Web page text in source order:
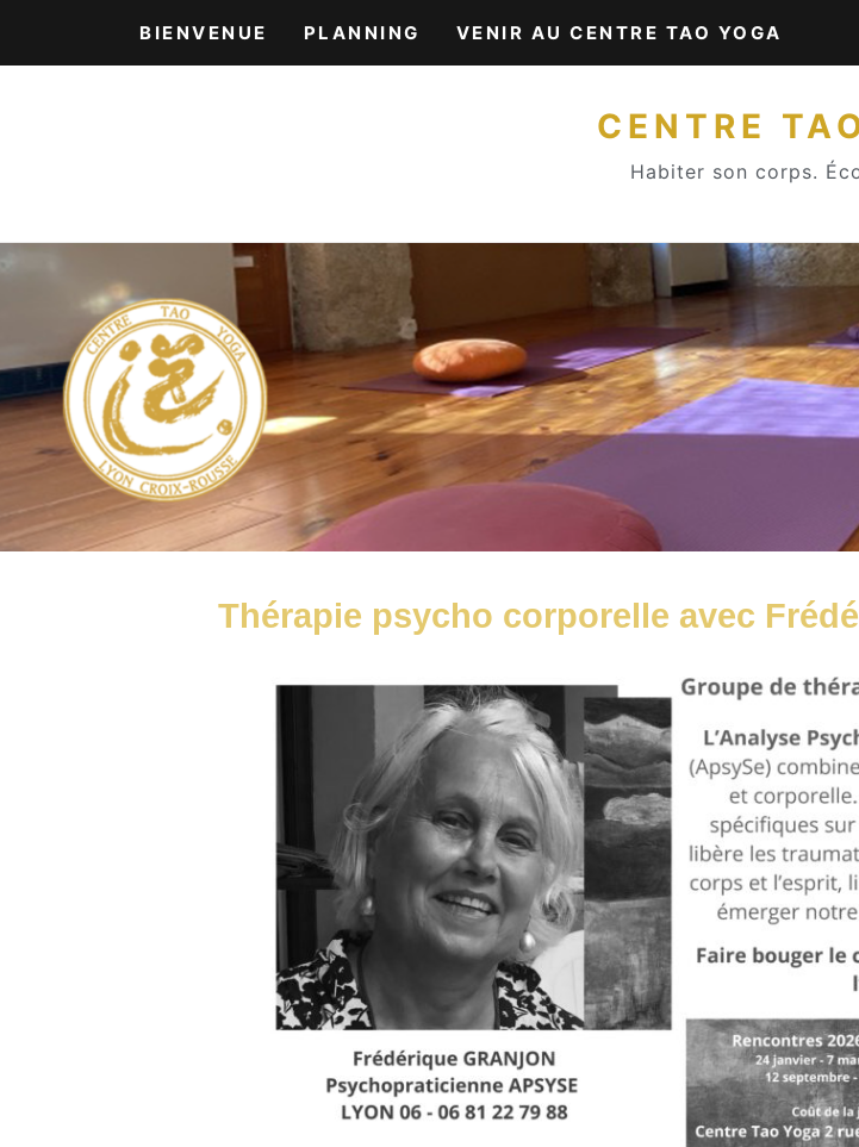
BIENVENUE PLANNING VENIR AU CENTRE TAO YOGA
CENTRE
Habiter son corps.
Thérapie psycho corporelle avec